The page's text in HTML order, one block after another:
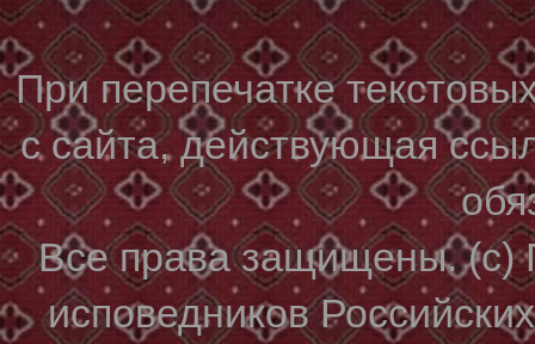
При перепечатке
с сайта, действующая
Все права защищены. (с)
исповедников